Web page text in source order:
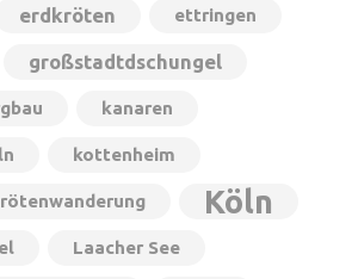
erdkröten ettringen
großstadtdschungel
kanaren
kottenheim
Köln
Laacher See